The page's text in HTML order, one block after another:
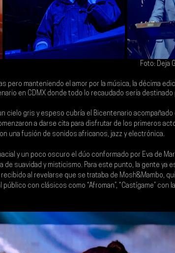
Foto: Deja
pero manteniendo el amor por la música, la décima
en CDMX donde todo lo recaudado sería destinado
cielo gris y espeso cubría el Bicentenario
a darse cita para disfrutar de los primeros
una fusión de sonidos africanos, jazz y electrónica.
y un poco oscuro el dúo conformado por Eva de
de suavidad y misticismo. Para este punto, la gente ya
al revelarse que se trataba de Mosh&Mambo,
con clásicos como “Afroman”, “Castígame” con